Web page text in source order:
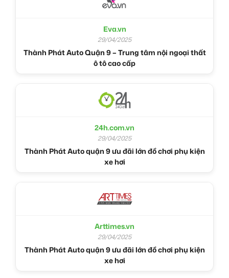
Eva.vn
29/04/2025
Thành Phát Auto Quận 9 – Trung tâm nội ngoại thất
ô tô cao cấp
24h.com.vn
29/04/2025
Thành Phát Auto quận 9 ưu đãi lớn đồ chơi phụ kiện
xe hơi
Arttimes.vn
29/04/2025
Thành Phát Auto quận 9 ưu đãi lớn đồ chơi phụ kiện
xe hơi